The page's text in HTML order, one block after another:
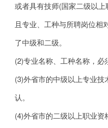
或者具有技师(国家二级以上
且专业、工种与所聘岗位相
了中级和二级。
(2)专业名称、工种名称，必
(3)外省市的中级以上专业
认。
(4)外省市的二级以上职业